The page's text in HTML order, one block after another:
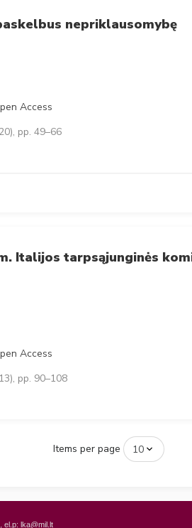
nepriklausomybę
Access
pp. 49–66
Italijos tarpsąjunginės
Access
pp. 90–108
Items per page
el.p: lka@mil.lt